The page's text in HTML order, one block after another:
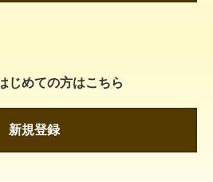
じめての方はこちら
新規登録